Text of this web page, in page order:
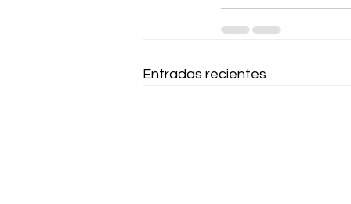
Entradas recientes